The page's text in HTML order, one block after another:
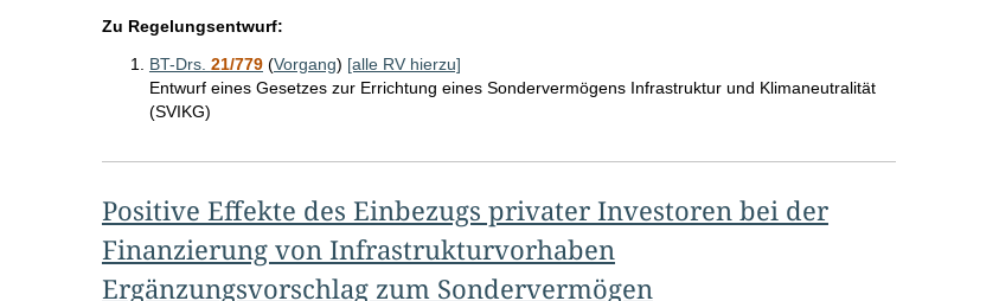
Zu Regelungsentwurf:
BT-Drs. 21/779(Vorgang) [alle RV hierzu]
Entwurf eines Gesetzes zur Errichtung eines Sondervermögens Infrastruktur und Klimaneutralität
(SVIKG)
Positive Effekte des Einbezugs privater Investoren bei der
Finanzierung von Infrastrukturvorhaben
Ergänzungsvorschlag zum Sondervermögen